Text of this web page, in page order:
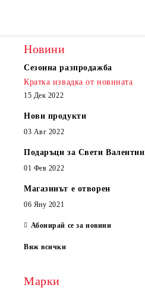
Новини
Сезонна разпродажба
Кратка извадка от новината
15 Дек 2022
Нови продукти
03 Авг 2022
Подаръци за Свети Валентин
01 Фев 2022
Магазинът е отворен
06 Яну 2021
Абонирай се за новини
Виж всички
Марки